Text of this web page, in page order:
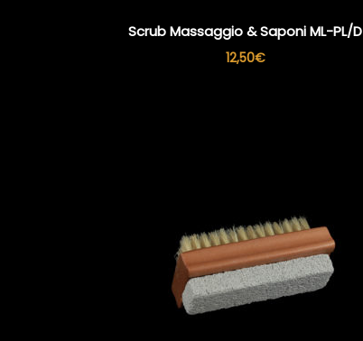
Scrub Massaggio & Saponi ML-PL/D
12,50€